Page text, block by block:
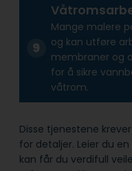
Mange malere
og kan utføre
membraner og
for å sikre
våtrom.
Disse tjenestene
for detaljer. Leier du
kan får du verdifull